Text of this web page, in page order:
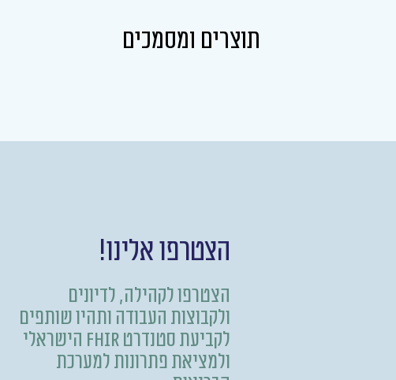
תוצרים ומסמכים
הצטרפו אלינו!
הצטרפו לקהילה, לדיונים
ולקבוצות העבודה ותהיו שותפים
לקביעת סטנדרט FHIR הישראלי
ולמציאת פתרונות למערכת